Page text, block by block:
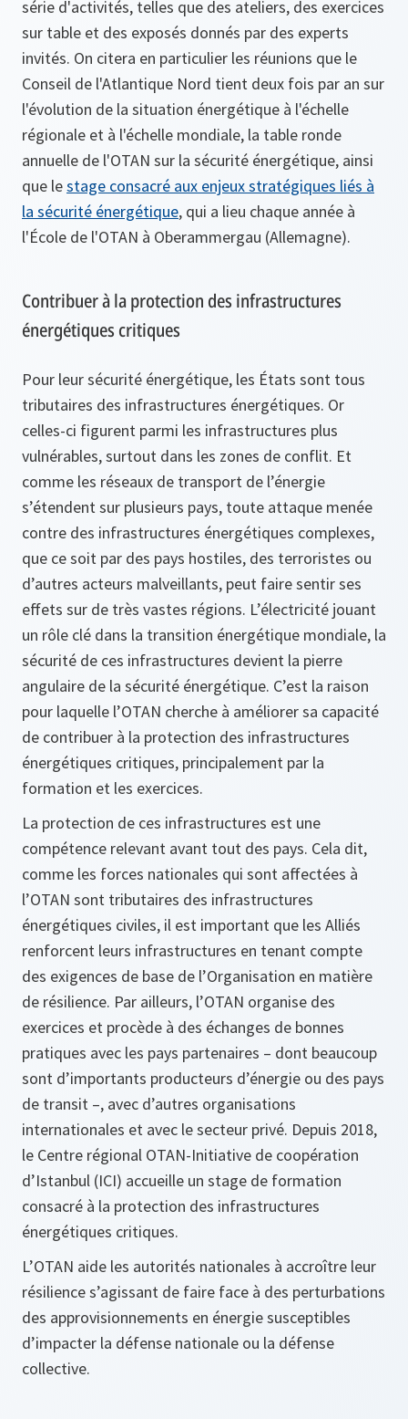
série d'activités, telles que des ateliers, des exercices
sur table et des exposés donnés par des experts
invités. On citera en particulier les réunions que le
Conseil de l'Atlantique Nord tient deux fois par an sur
l'évolution de la situation énergétique à l'échelle
régionale et à l'échelle mondiale, la table ronde
annuelle de l'OTAN sur la sécurité énergétique, ainsi
que lestage consacré aux enjeux stratégiques liés à
la sécurité énergétique, qui a lieu chaque année à
l'École de l'OTAN à Oberammergau (Allemagne).
Contribuer à la protection des infrastructures
énergétiques critiques
Pour leur sécurité énergétique, les États sont tous
tributaires des infrastructures énergétiques. Or
celles-ci figurent parmi les infrastructures plus
vulnérables, surtout dans les zones de conflit. Et
comme les réseaux de transport de l’énergie
s’étendent sur plusieurs pays, toute attaque menée
contre des infrastructures énergétiques complexes,
que ce soit par des pays hostiles, des terroristes ou
d’autres acteurs malveillants, peut faire sentir ses
effets sur de très vastes régions. L’électricité jouant
un rôle clé dans la transition énergétique mondiale, la
sécurité de ces infrastructures devient la pierre
angulaire de la sécurité énergétique. C’est la raison
pour laquelle l’OTAN cherche à améliorer sa capacité
de contribuer à la protection des infrastructures
énergétiques critiques, principalement par la
formation et les exercices.
La protection de ces infrastructures est une
compétence relevant avant tout des pays. Cela dit,
comme les forces nationales qui sont affectées à
l’OTAN sont tributaires des infrastructures
énergétiques civiles, il est important que les Alliés
renforcent leurs infrastructures en tenant compte
des exigences de base de l’Organisation en matière
de résilience. Par ailleurs, l’OTAN organise des
exercices et procède à des échanges de bonnes
pratiques avec les pays partenaires – dont beaucoup
sont d’importants producteurs d’énergie ou des pays
de transit –, avec d’autres organisations
internationales et avec le secteur privé. Depuis 2018,
le Centre régional OTAN-Initiative de coopération
d’Istanbul (ICI) accueille un stage de formation
consacré à la protection des infrastructures
énergétiques critiques.
L’OTAN aide les autorités nationales à accroître leur
résilience s’agissant de faire face à des perturbations
des approvisionnements en énergie susceptibles
d’impacter la défense nationale ou la défense
collective.